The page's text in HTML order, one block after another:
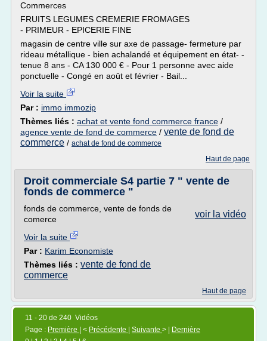
Commerces
FRUITS LEGUMES CREMERIE FROMAGES
- PRIMEUR - EPICERIE FINE
magasin de centre ville sur axe de passage- fermeture par
rideau métallique - bien achalandé et équipement en état- -
tenue 8 ans - CA 130 000 € - Pour 1 personne avec aide
ponctuelle - Congé en août et février - Bail...
Voir la suite
Par : immo immozip
Thèmes liés : achat et vente fond commerce france /
agence vente de fond de commerce / vente de fond de
commerce / achat de fond de commerce
Haut de page
Droit commerciale S4 partie 7 " vente de
fonds de commerce "
voir la vidéo
fonds de commerce, vente de fonds de
comerce
Voir la suite
Par : Karim Economiste
Thèmes liés : vente de fond de
commerce
Haut de page
11 - 20 de 240 Vidéos
Page : Première | < Précédente Suivante > |
Dernière